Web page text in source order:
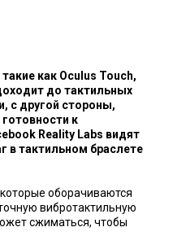
как Oculus Touch,
до тактильных
с другой стороны,
к
Reality Labs видят
тактильном браслете
оборачиваются
вибротактильную
сжиматься, чтобы